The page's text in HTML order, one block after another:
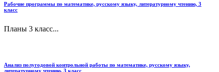
Рабочие программы по математике, русскому языку, литературному чтению, 3
класс
Планы 3 класс...
Анализ полугодовой контрольной работы по математике, русскому языку,
литературному чтению. 3 класс